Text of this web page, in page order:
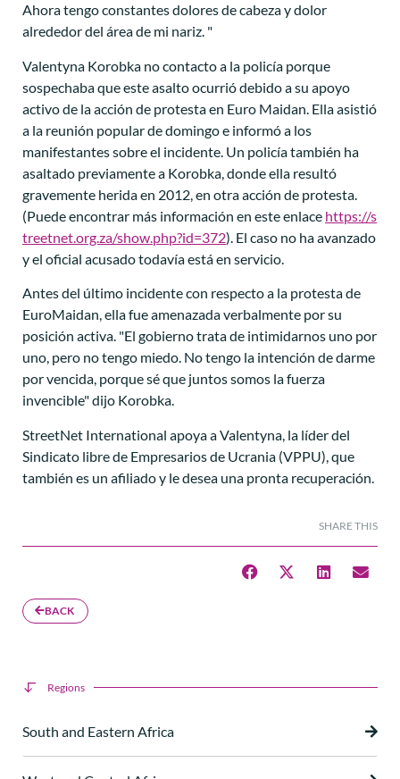
Ahora tengo constantes dolores de cabeza y dolor
alrededor del área de mi nariz. "
Valentyna Korobka no contacto a la policía porque
sospechaba que este asalto ocurrió debido a su apoyo
activo de la acción de protesta en Euro Maidan. Ella asistió
a la reunión popular de domingo e informó a los
manifestantes sobre el incidente. Un policía también ha
asaltado previamente a Korobka, donde ella resultó
gravemente herida en 2012, en otra acción de protesta.
(Puede encontrar más información en este enlace https://s
treetnet.org.za/show.php?id=372). El caso no ha avanzado
y el oficial acusado todavía está en servicio.
Antes del último incidente con respecto a la protesta de
EuroMaidan, ella fue amenazada verbalmente por su
posición activa. "El gobierno trata de intimidarnos uno por
uno, pero no tengo miedo. No tengo la intención de darme
por vencida, porque sé que juntos somos la fuerza
invencible" dijo Korobka.
StreetNet International apoya a Valentyna, la líder del
Sindicato libre de Empresarios de Ucrania (VPPU), que
también es un afiliado y le desea una pronta recuperación.
SHARE THIS
BACK
Regions
South and Eastern Africa